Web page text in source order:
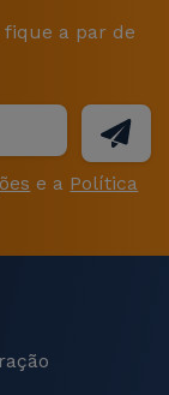
fique a par de
e a Política